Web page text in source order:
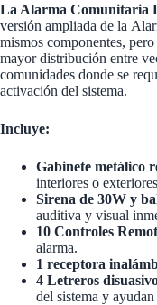
La Alarma Comunitaria
versión ampliada de la
mismos componentes,
mayor distribución entre
comunidades donde se
activación del sistema.
Incluye:
Gabinete metálico
interiores o
Sirena de 30W y
auditiva y visual
10 Controles
alarma.
1 receptora
4 Letreros
del sistema y